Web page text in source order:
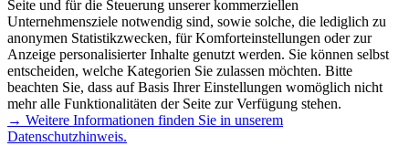
Seite und für die Steuerung unserer kommerziellen
Unternehmensziele notwendig sind, sowie solche, die lediglich zu
anonymen Statistikzwecken, für Komforteinstellungen oder zur
Anzeige personalisierter Inhalte genutzt werden. Sie können selbst
entscheiden, welche Kategorien Sie zulassen möchten. Bitte
beachten Sie, dass auf Basis Ihrer Einstellungen womöglich nicht
mehr alle Funktionalitäten der Seite zur Verfügung stehen.
→ Weitere Informationen finden Sie in unserem
Datenschutzhinweis.